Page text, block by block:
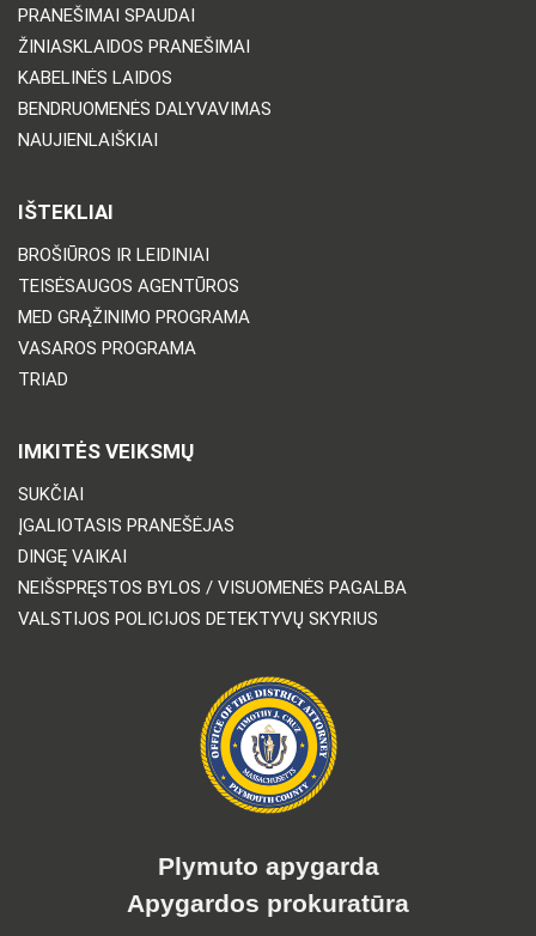
PRANEŠIMAI SPAUDAI
ŽINIASKLAIDOS PRANEŠIMAI
KABELINĖS LAIDOS
BENDRUOMENĖS DALYVAVIMAS
NAUJIENLAIŠKIAI
IŠTEKLIAI
BROŠIŪROS IR LEIDINIAI
TEISĖSAUGOS AGENTŪROS
MED GRĄŽINIMO PROGRAMA
VASAROS PROGRAMA
TRIAD
IMKITĖS VEIKSMŲ
SUKČIAI
ĮGALIOTASIS PRANEŠĖJAS
DINGĘ VAIKAI
NEIŠSPRĘSTOS BYLOS / VISUOMENĖS PAGALBA
VALSTIJOS POLICIJOS DETEKTYVŲ SKYRIUS
Plymuto apygarda
Apygardos prokuratūra